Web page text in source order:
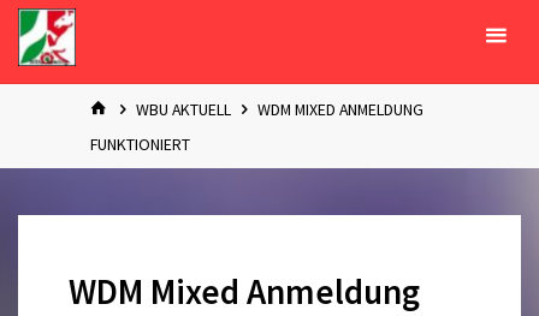
Zum
Inhalt
springen
STARTWBU AKTUELL
WDM MIXED ANMELDUNG
FUNKTIONIERT
WDM Mixed Anmeldung